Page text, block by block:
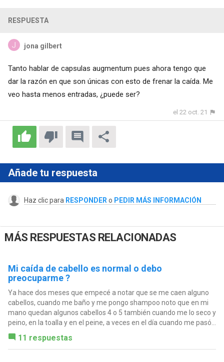
RESPUESTA
jona gilbert
Tanto hablar de capsulas augmentum pues ahora tengo que
dar la razón en que son únicas con esto de frenar la caída. Me
veo hasta menos entradas, ¿puede ser?
el 22 oct. 21
Añade tu respuesta
Haz clic para RESPONDER o PEDIR MÁS INFORMACIÓN
MÁS RESPUESTAS RELACIONADAS
Mi caída de cabello es normal o debo
preocuparme ?
Ya hace dos meses que empecé a notar que se me caen alguno
cabellos, cuando me baño y me pongo shampoo noto que en mi
mano quedan algunos cabellos 4 o 5 también cuando me lo seco y
peino, en la toalla y en el peine, a veces en el día cuando me pasó...
11 respuestas